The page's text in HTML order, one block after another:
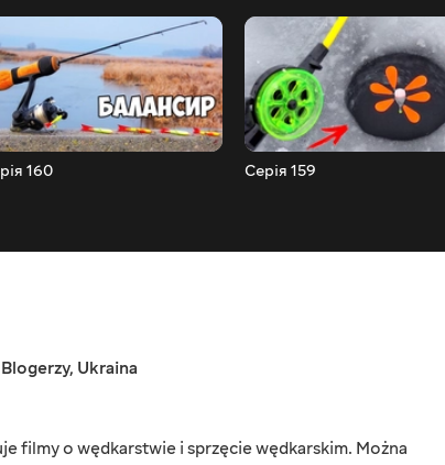
160 Серія 159
Blogerzy, Ukraina
filmy o wędkarstwie i sprzęcie wędkarskim. Można